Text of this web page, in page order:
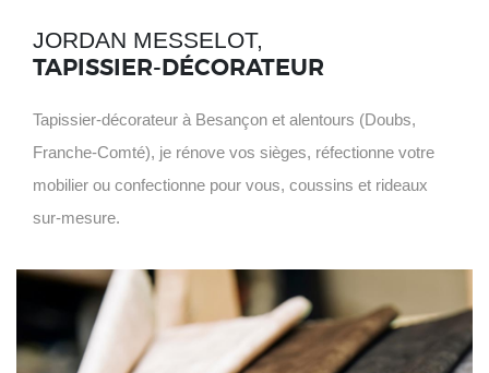
JORDAN MESSELOT,
TAPISSIER-DÉCORATEUR
Tapissier-décorateur à Besançon et alentours (Doubs,
Franche-Comté), je rénove vos sièges, réfectionne votre
mobilier ou confectionne pour vous, coussins et rideaux
sur-mesure.